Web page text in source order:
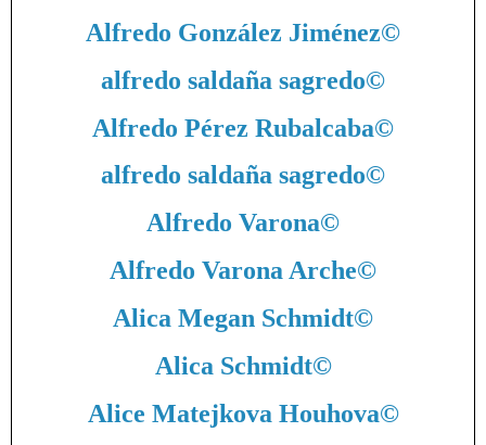
Alfredo González Jiménez©
alfredo saldaña sagredo©
Alfredo Pérez Rubalcaba©
alfredo saldaña sagredo©
Alfredo Varona©
Alfredo Varona Arche©
Alica Megan Schmidt©
Alica Schmidt©
Alice Matejkova Houhova©